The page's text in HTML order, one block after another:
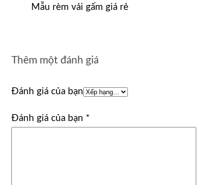
Mẫu rèm vải gấm giá rẻ
Thêm một đánh giá
Đánh giá của bạn
Đánh giá của bạn *